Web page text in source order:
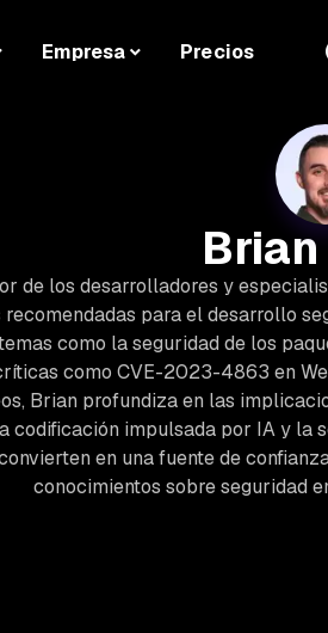
Empresa Precios
de los desarrolladores y
para el desarrollo
como la seguridad de los
como CVE-2023-4863 en
Brian profundiza en las
codificación impulsada por IA y la
en una fuente de
conocimientos sobre seguridad